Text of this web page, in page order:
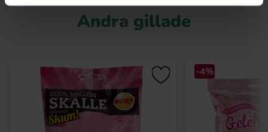
Andra gillade
-4%